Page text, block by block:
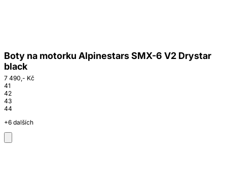
Boty na motorku Alpinestars SMX-6 V2 Drystar
black
7 490,- Kč
41
42
43
44
+6 dalších